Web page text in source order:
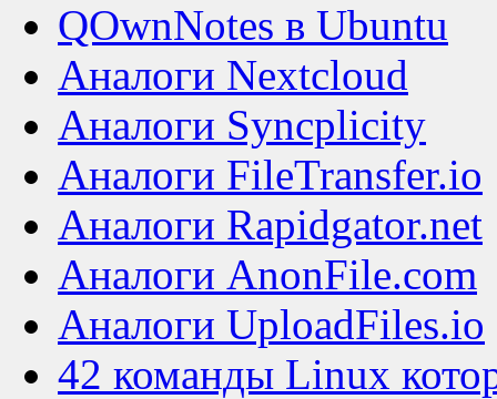
QOwnNotes в Ubuntu
Аналоги Nextcloud
Аналоги Syncplicity
Аналоги FileTransfer.io
Аналоги Rapidgator.net
Аналоги AnonFile.com
Аналоги UploadFiles.io
42 команды Linux